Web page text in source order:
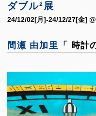
ダブル²展
24/12/02[月]-24/12/27[金]
間瀬 由加里 「 時計